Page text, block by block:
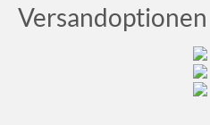
Versandoptionen